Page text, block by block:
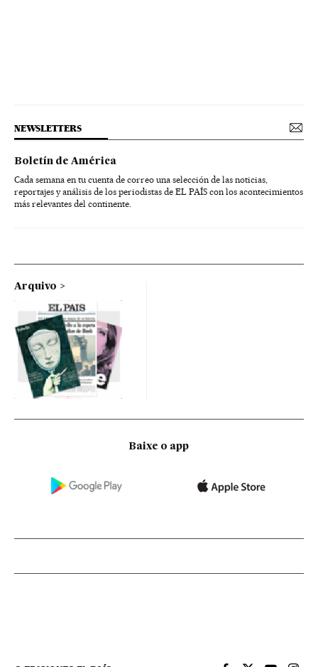
NEWSLETTERS
Boletín de América
Cada semana en tu cuenta de correo una selección de las noticias,
reportajes y análisis de los periodistas de EL PAÍS con los acontecimientos
más relevantes del continente.
Arquivo
Baixe o app